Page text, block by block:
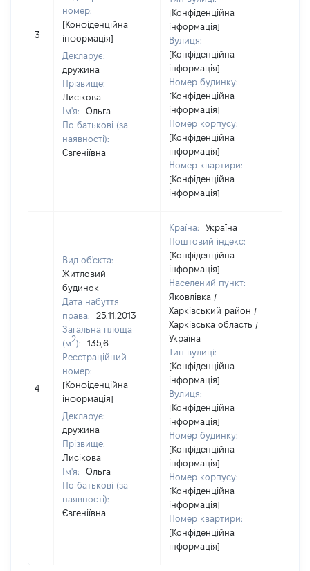
3
номер:
[Конфіденційна
інформація]
Декларує:
дружина
Прізвище:
Лисікова
Ім'я:
Ольга
По батькові (за
наявності):
Євгеніївна
[Конфіденційна
інформація]
Вулиця:
[Конфіденційна
інформація]
Номер будинку:
[Конфіденційна
інформація]
Номер корпусу:
[Конфіденційна
інформація]
Номер квартири:
[Конфіденційна
інформація]
4
Вид об'єкта:
Житловий
будинок
Дата набуття
права:
25.11.2013
Загальна площа
(м2):
135,6
Реєстраційний
номер:
[Конфіденційна
інформація]
Декларує:
дружина
Прізвище:
Лисікова
Ім'я:
Ольга
По батькові (за
наявності):
Євгеніївна
Країна:
Україна
Поштовий індекс:
[Конфіденційна
інформація]
Населений пункт:
Яковлівка /
Харківський район /
Харківська область /
Україна
Тип вулиці:
[Конфіденційна
інформація]
Вулиця:
[Конфіденційна
інформація]
Номер будинку:
[Конфіденційна
інформація]
Номер корпусу:
[Конфіденційна
інформація]
Номер квартири:
[Конфіденційна
інформація]